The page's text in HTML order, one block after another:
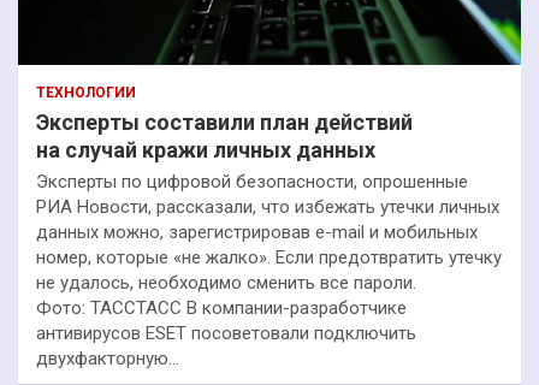
ТЕХНОЛОГИИ
Эксперты составили план действий
на случай кражи личных данных
Эксперты по цифровой безопасности, опрошенные
РИА Новости, рассказали, что избежать утечки личных
данных можно, зарегистрировав e-mail и мобильных
номер, которые «не жалко». Если предотвратить утечку
не удалось, необходимо сменить все пароли.
Фото: ТАССТАСС В компании-разработчике
антивирусов ESET посоветовали подключить
двухфакторную…